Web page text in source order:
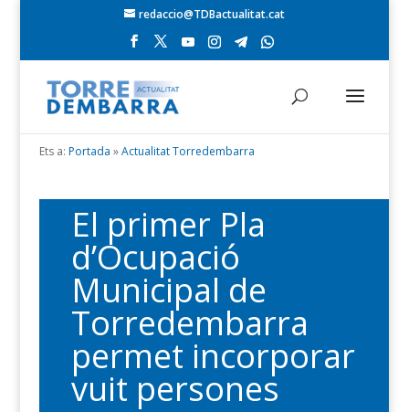
redaccio@TDBactualitat.cat
Ets a: Portada »Actualitat Torredembarra
El primer Pla
d’Ocupació
Municipal de
Torredembarra
permet incorporar
vuit persones